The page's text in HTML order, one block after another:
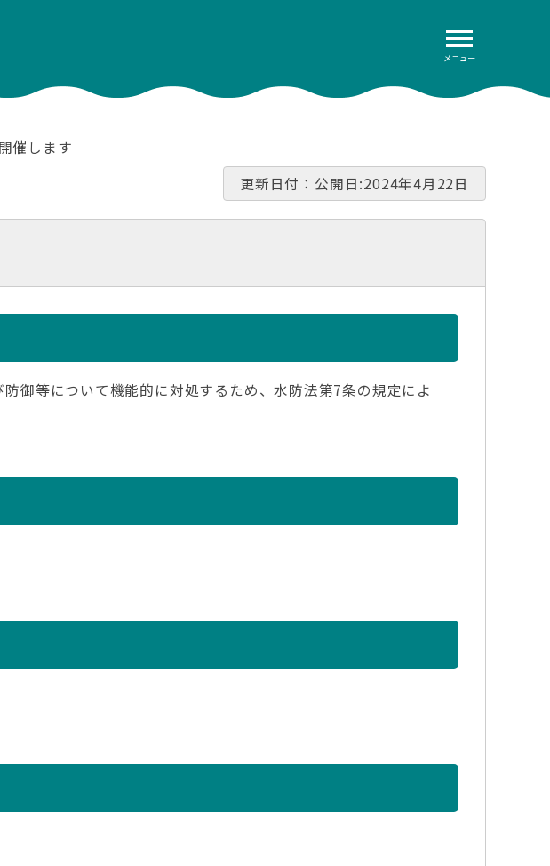
メニュー
催します
更新日付：公開日:2024年4月22日
御等について機能的に対処するため、水防法第7条の規定によ